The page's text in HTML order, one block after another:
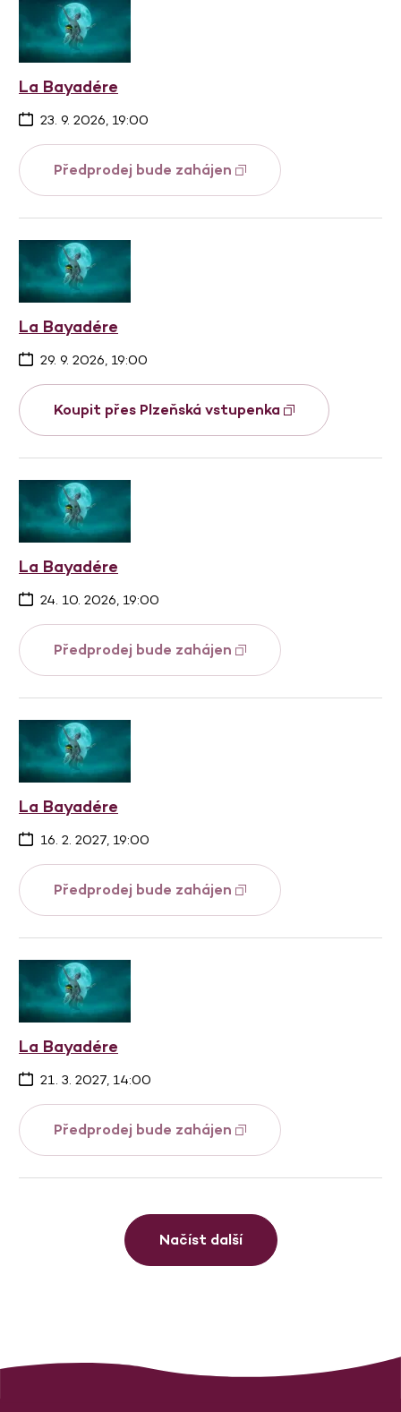
La Bayadére
23. 9. 2026, 19:00
Předprodej bude zahájen
La Bayadére
29. 9. 2026, 19:00
Koupit přes Plzeňská vstupenka
La Bayadére
24. 10. 2026, 19:00
Předprodej bude zahájen
La Bayadére
16. 2. 2027, 19:00
Předprodej bude zahájen
La Bayadére
21. 3. 2027, 14:00
Předprodej bude zahájen
Načíst další